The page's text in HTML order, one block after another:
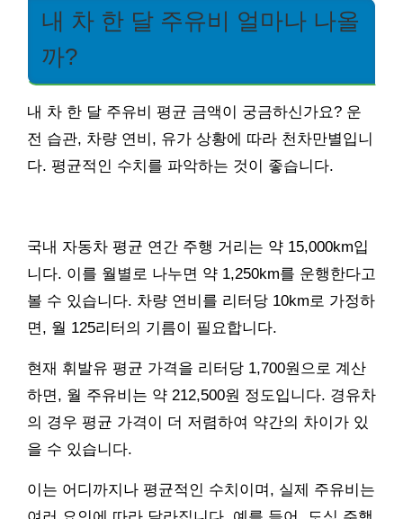
내 차 한 달 주유비 얼마나 나올
까?
내 차 한 달 주유비 평균 금액이 궁금하신가요? 운
전 습관, 차량 연비, 유가 상황에 따라 천차만별입니
다. 평균적인 수치를 파악하는 것이 좋습니다.
국내 자동차 평균 연간 주행 거리는 약 15,000km입
니다. 이를 월별로 나누면 약 1,250km를 운행한다고
볼 수 있습니다. 차량 연비를 리터당 10km로 가정하
면, 월 125리터의 기름이 필요합니다.
현재 휘발유 평균 가격을 리터당 1,700원으로 계산
하면, 월 주유비는 약 212,500원 정도입니다. 경유차
의 경우 평균 가격이 더 저렴하여 약간의 차이가 있
을 수 있습니다.
이는 어디까지나 평균적인 수치이며, 실제 주유비는